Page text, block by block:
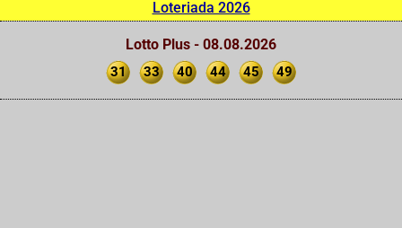
Loteriada 2026
Lotto Plus - 08.08.2026
31 33 40 44 45 49